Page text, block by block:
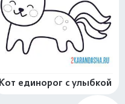
Кот единорог с улыбкой